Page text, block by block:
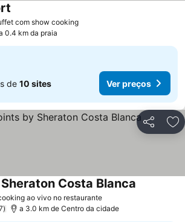
com show cookingVer preços
0.4 km da praia
de 10 sites Ver preços
Partilhar
ao vivo no restauranteVer preços
Costa Blanca
a 3.0 km de Centro da cidade